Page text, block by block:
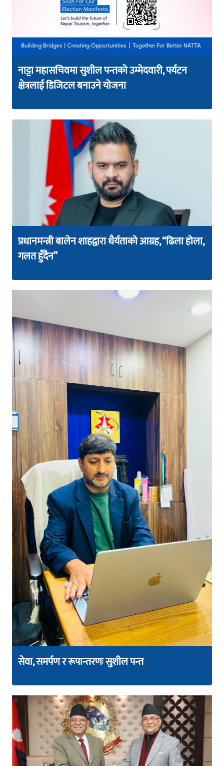
नाट्टा महासचिवमा सुशील पन्तको उम्मेदवारी, पर्यटन
क्षेत्रलाई डिजिटल बनाउने योजना
प्रधानमन्त्री बालेन शाहद्वारा धैर्यताको आग्रह, “ढिला होला,
गलत हुँदैन”
सेवा, समर्पण र रूपान्तरणः सुशील पन्त